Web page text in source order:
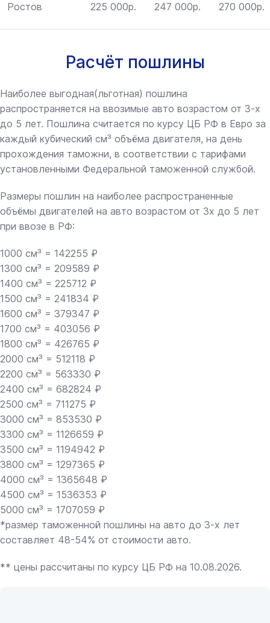
Ростов 225 000р. 247 000р. 270 000р.
Расчёт пошлины
Наиболее выгодная(льготная) пошлина
распространяется на ввозимые авто возрастом от 3-х
до 5 лет. Пошлина считается по курсу ЦБ РФ в Евро за
каждый кубический см³ объёма двигателя, на день
прохождения таможни, в соответствии с тарифами
установленными Федеральной таможенной службой.
Размеры пошлин на наиболее распространенные
объёмы двигателей на авто возрастом от 3х до 5 лет
при ввозе в РФ:
1000 см³ = 142255 ₽
1300 см³ = 209589 ₽
1400 см³ = 225712 ₽
1500 см³ = 241834 ₽
1600 см³ = 379347 ₽
1700 см³ = 403056 ₽
1800 см³ = 426765 ₽
2000 см³ = 512118 ₽
2200 см³ = 563330 ₽
2400 см³ = 682824 ₽
2500 см³ = 711275 ₽
3000 см³ = 853530 ₽
3300 см³ = 1126659 ₽
3500 см³ = 1194942 ₽
3800 см³ = 1297365 ₽
4000 см³ = 1365648 ₽
4500 см³ = 1536353 ₽
5000 см³ = 1707059 ₽
*размер таможенной пошлины на авто до 3-х лет
составляет 48-54% от стоимости авто.
** цены рассчитаны по курсу ЦБ РФ на 10.08.2026.